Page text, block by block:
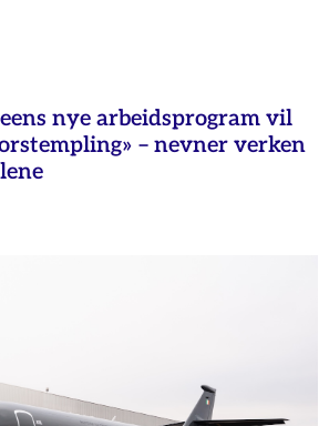
nye arbeidsprogram vil
– nevner verken